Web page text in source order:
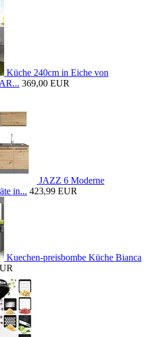
Küche 240cm in Eiche von
369,00 EUR
JAZZ 6 Moderne
in... 423,99 EUR
Kuechen-preisbombe Küche Bianca